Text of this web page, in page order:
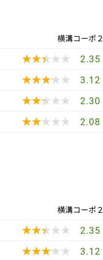
横溝コーポ２
★★★★★
★★★★★ 2.35
★★★★★
★★★★★ 3.12
★★★★★
★★★★★ 2.30
★★★★★
★★★★★ 2.08
横溝コーポ２
★★★★★
★★★★★ 2.35
★★★★★
★★★★★ 3.12